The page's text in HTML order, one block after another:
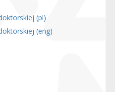
(pl)
(eng)